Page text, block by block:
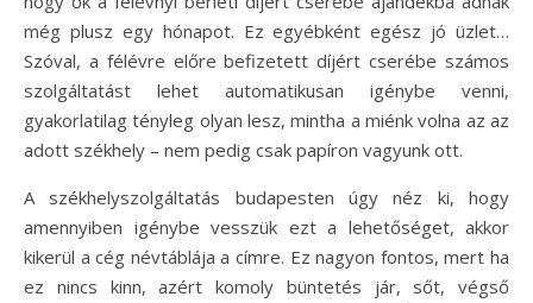
még plusz egy hónapot. Ez egyébként egész jó üzlet…
Szóval, a félévre előre befizetett díjért cserébe számos
szolgáltatást lehet automatikusan igénybe venni,
gyakorlatilag tényleg olyan lesz, mintha a miénk volna az az
adott székhely – nem pedig csak papíron vagyunk ott.
A székhelyszolgáltatás budapesten úgy néz ki, hogy
amennyiben igénybe vesszük ezt a lehetőséget, akkor
kikerül a cég névtáblája a címre. Ez nagyon fontos, mert ha
ez nincs kinn, azért komoly büntetés jár, sőt, végső